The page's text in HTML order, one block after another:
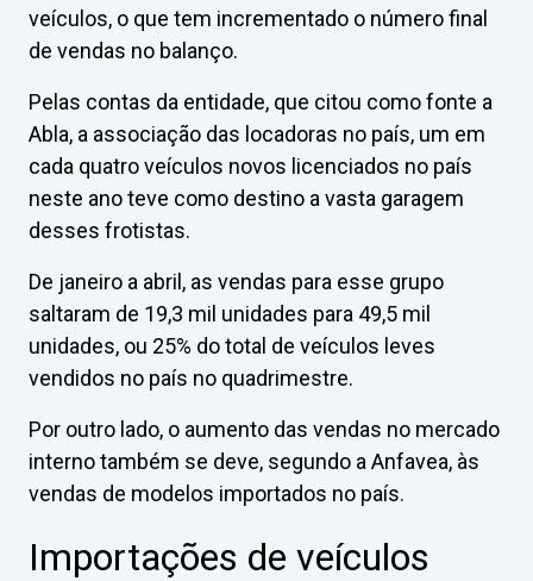
veículos, o que tem incrementado o número final
de vendas no balanço.
Pelas contas da entidade, que citou como fonte a
Abla, a associação das locadoras no país, um em
cada quatro veículos novos licenciados no país
neste ano teve como destino a vasta garagem
desses frotistas.
De janeiro a abril, as vendas para esse grupo
saltaram de 19,3 mil unidades para 49,5 mil
unidades, ou 25% do total de veículos leves
vendidos no país no quadrimestre.
Por outro lado, o aumento das vendas no mercado
interno também se deve, segundo a Anfavea, às
vendas de modelos importados no país.
Importações de veículos